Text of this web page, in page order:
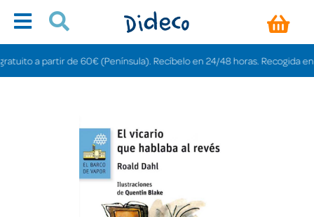
a partir de 60€ (Península). Recíbelo en 24/48 horas. Recogida en